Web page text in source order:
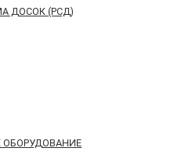
ДОСОК (РСД)